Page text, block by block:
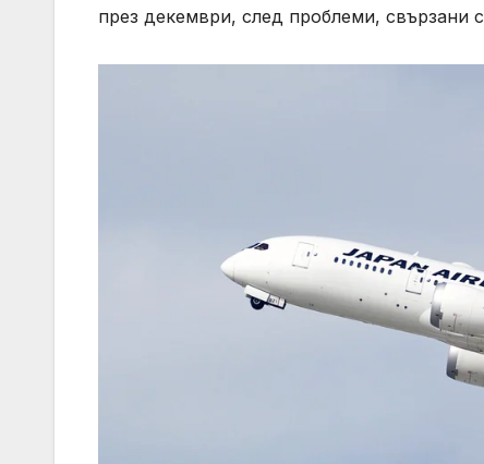
през декември, след проблеми, свързани